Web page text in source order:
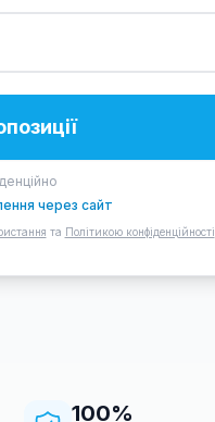
через сайт
та Політикою конфіденційності
100%